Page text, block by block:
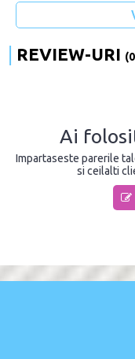
REVIEW-URI
Ai
Impartaseste parerile
si ceilalti